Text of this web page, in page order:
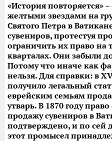
«История повторяется»
желтыми звездами на
Святого Петра в
сувениров, протестуя
ограничить их право на
кварталах. Они забыли
Потому что иначе как
нельзя. Для справки: в
получило легальный
еврейским семьям
утварь. В 1870 году
продажу сувениров в
подтверждено, и по сей
этот промысел